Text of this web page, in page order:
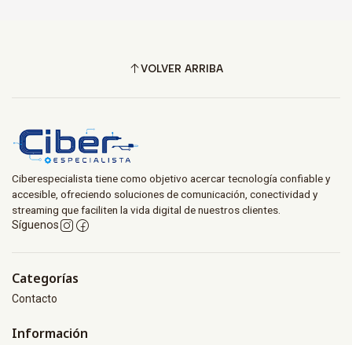
VOLVER ARRIBA
Ciberespecialista tiene como objetivo acercar tecnología confiable y
accesible, ofreciendo soluciones de comunicación, conectividad y
streaming que faciliten la vida digital de nuestros clientes.
Síguenos
Categorías
Contacto
Información